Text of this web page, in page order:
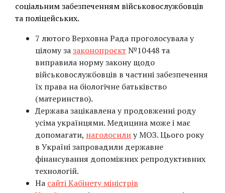
соціальним забезпеченням військовослужбовців
та поліцейських.
7 лютого Верховна Рада проголосувала у
цілому зазаконопроєкт №10448 та
виправила норму закону щодо
військовослужбовців в частині забезпечення
їх права на біологічне батьківство
(материнство).
Держава зацікавлена у продовженні роду
усіма українцями. Медицина може і має
допомагати, наголосилиу МОЗ. Цього року
в Україні запровадили державне
фінансування допоміжних репродуктивних
технологій.
На сайті Кабінету міністрів